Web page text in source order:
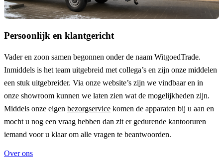
Persoonlijk en klantgericht
Vader en zoon samen begonnen onder de naam WitgoedTrade.
Inmiddels is het team uitgebreid met collega’s en zijn onze middelen
een stuk uitgebreider. Via onze website’s zijn we vindbaar en in
onze showroom kunnen we laten zien wat de mogelijkheden zijn.
Middels onze eigen bezorgservice komen de apparaten bij u aan en
mocht u nog een vraag hebben dan zit er gedurende kantooruren
iemand voor u klaar om alle vragen te beantwoorden.
Over ons